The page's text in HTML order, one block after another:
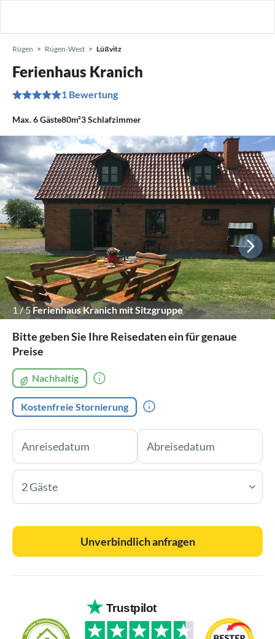
Rügen Rügen-West Lüßvitz
Ferienhaus Kranich
1 Bewertung
Max.6Gäste80m²3Schlafzimmer
1/5Ferienhaus Kranich mit Sitzgruppe
Bitte geben Sie Ihre Reisedaten ein für genaue
Preise
Nachhaltig
Kostenfreie Stornierung
2 Gäste
Unverbindlich anfragen